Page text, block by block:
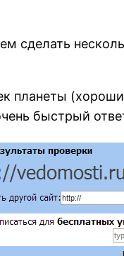
сделать
планеты
быстрый